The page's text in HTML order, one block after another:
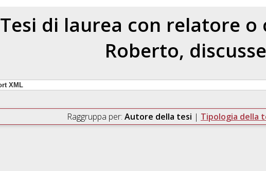
Tesi di laurea con relatore
Roberto,
Raggruppa per: Autore della tesi | Tipologia della